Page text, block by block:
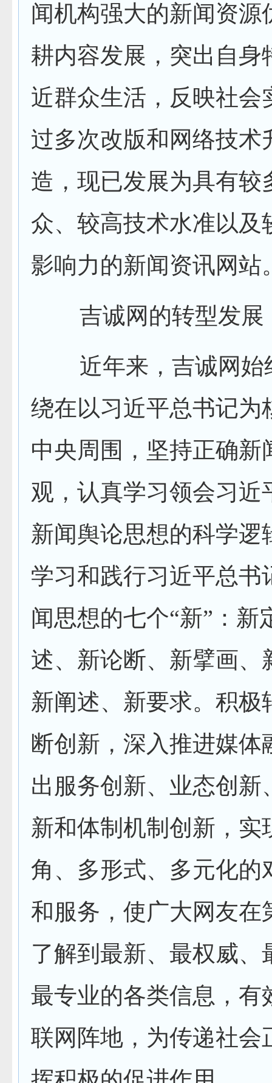
闻机构强大的新闻资源
耕内容发展，突出自身
近群众生活，反映社会
过多次改版和网络技术
造，现已发展为具有较
众、较高技术水准以及
影响力的新闻资讯网站
吉诚网的转型发展
近年来，吉诚网始
绕在以习近平总书记为
中央周围，坚持正确新
观，认真学习领会习近
新闻舆论思想的科学逻
学习和践行习近平总书
闻思想的七个“新”：新
述、新论断、新擘画、
新阐述、新要求。积极
断创新，深入推进媒体
出服务创新、业态创新
新和体制机制创新，实
角、多形式、多元化的
和服务，使广大网友在
了解到最新、最权威、
最专业的各类信息，有
联网阵地，为传递社会